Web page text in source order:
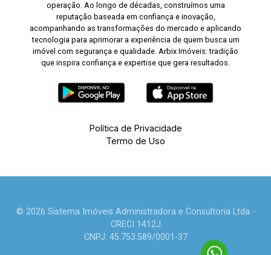
operação. Ao longo de décadas, construímos uma
reputação baseada em confiança e inovação,
acompanhando as transformações do mercado e aplicando
tecnologia para aprimorar a experiência de quem busca um
imóvel com segurança e qualidade. Arbix Imóveis: tradição
que inspira confiança e expertise que gera resultados.
Política de Privacidade
Termo de Uso
© 2026 Sistema Imóveis Administradora e Consultoria Ltda -
CRECI 1412J
CNPJ: 45.753.589/0001-37